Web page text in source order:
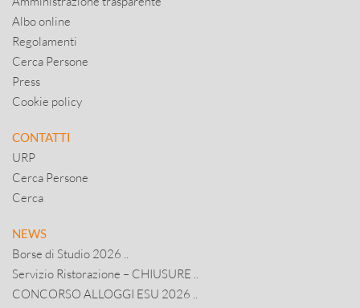
Albo online
Regolamenti
Cerca Persone
Press
Cookie policy
CONTATTI
URP
Cerca Persone
Cerca
NEWS
Borse di Studio 2026 ..
Servizio Ristorazione – CHIUSURE ..
CONCORSO ALLOGGI ESU 2026 ..